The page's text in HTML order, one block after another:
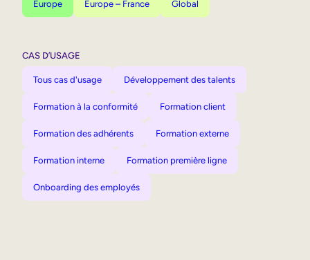
Europe Europe – France Global
CAS D’USAGE
Tous cas d'usage Développement des talents
Formation à la conformité Formation client
Formation des adhérents Formation externe
Formation interne Formation première ligne
Onboarding des employés